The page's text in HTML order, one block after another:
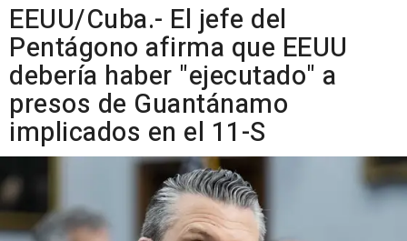
EEUU/Cuba.- El jefe del
Pentágono afirma que EEUU
debería haber "ejecutado" a
presos de Guantánamo
implicados en el 11-S